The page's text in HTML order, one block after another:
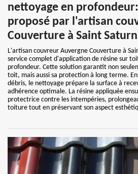
nettoyage en
proposé par l'artisan
Couverture à Saint
L'artisan couvreur Auvergne Couverture à
service complet d'application de résine sur
profondeur. Cette solution garantit non
toit, mais aussi sa protection à long terme.
débris, le nettoyage prépare la surface à
adhérence optimale. La résine appliquée
protectrice contre les intempéries,
toiture tout en préservant son aspect